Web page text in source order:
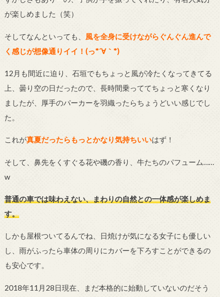
が楽しめました（笑）
そしてなんといっても、
風を全身に受けながらぐんぐん進んで
く感じが想像通りイイ！ (っ*´∀｀ *)
12月も間近に迫り、石垣でもちょっと風が冷たくなってきてる
上、曇り空の日だったので、長時間乗っててちょっと寒くなり
ましたが、厚手のパーカーを羽織ったらちょうどいい感じでし
た。
これが真夏だったらもっとかなり気持ちいいはず！
そして、鼻先をくすぐる花や磯の香り、牛たちのパフューム……
w
普通の車では味わえない、まわりの自然との一体感が楽しめま
す。
しかも屋根ついてるんでね、日焼けが気になる女子にも優しい
し、雨がふったら車体の周りにカバーを下ろすことができるの
も安心です。
2018年11月28日現在、まだ本格的に始動していないのだそう